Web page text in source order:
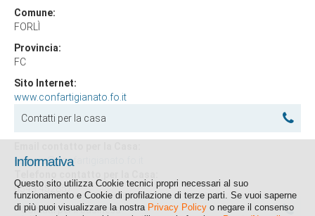
Comune:
FORLÌ
Provincia:
FC
Sito Internet:
www.confartigianato.fo.it
Contatti per la casa
energia@confartigianato.fo.it
0543 452857
Contatti per il business
Informativa
Questo sito utilizza Cookie tecnici propri necessari al suo
funzionamento e Cookie di profilazione di terze parti. Se vuoi saperne
di più puoi visualizzare la nostra Privacy Policy o negare il consenso